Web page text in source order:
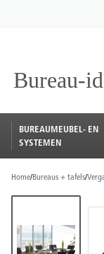
BUREAUMEUBEL- EN
SYSTEMEN
Home/Bureaus + tafels/